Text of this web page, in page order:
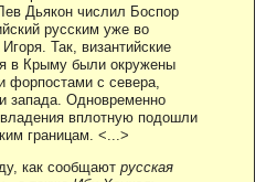
Дьякон числил Боспор
русским уже во
Так, византийские
в Крыму были окружены
форпостами с севера,
запада. Одновременно
вплотную подошли
границам. <...>
как сообщают русская